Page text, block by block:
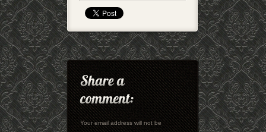
Your email address will not be